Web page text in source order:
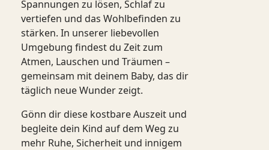
Spannungen zu lösen, Schlaf zu
vertiefen und das Wohlbefinden zu
stärken. In unserer liebevollen
Umgebung findest du Zeit zum
Atmen, Lauschen und Träumen –
gemeinsam mit deinem Baby, das dir
täglich neue Wunder zeigt.
Gönn dir diese kostbare Auszeit und
begleite dein Kind auf dem Weg zu
mehr Ruhe, Sicherheit und innigem